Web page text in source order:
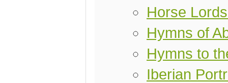
Horse
Hymns of
Hymns to
Iberian